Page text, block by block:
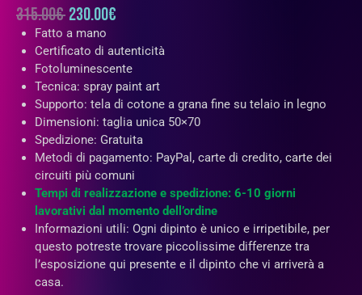
315.00€230.00€
Fatto a mano
Certificato di autenticità
Fotoluminescente
Tecnica: spray paint art
Supporto: tela di cotone a grana fine su telaio in legno
Dimensioni: taglia unica 50×70
Spedizione: Gratuita
Metodi di pagamento: PayPal, carte di credito, carte dei
circuiti più comuni
Tempi di realizzazione e spedizione: 6-10 giorni
lavorativi dal momento dell’ordine
Informazioni utili: Ogni dipinto è unico e irripetibile, per
questo potreste trovare piccolissime differenze tra
l’esposizione qui presente e il dipinto che vi arriverà a
casa.